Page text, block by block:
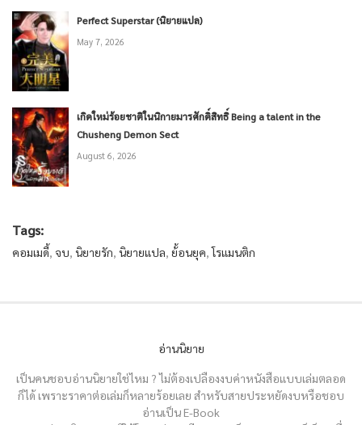
Perfect Superstar (นิยายแปล)
May 7, 2026
เกิดใหม่ร้อยชาติในนิกายมารศักดิ์สิทธิ์ Being a talent in the
Chusheng Demon Sect
August 6, 2026
Tags:
คอมเมดี้, จบ, นิยายรัก, นิยายแปล, ย้้อนยุค,โรแมนติก
อ่านนิยาย
เป็นคนชอบอ่านนิยายใช่ไหม ? ไม่ต้องเปลืองงบค่าหนังสือแบบเล่มตลอด
ก็ได้ เพราะราคาต่อเล่มก็หลายร้อยเลย สำหรับสายประหยัดงบหรือชอบ
อ่านเป็น E-Book